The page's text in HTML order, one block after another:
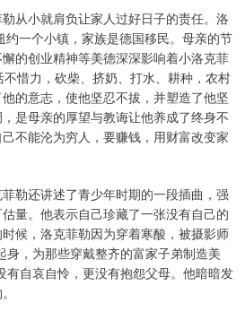
小就肩负让家人过好日子的责任。洛
一个小镇，家族是德国移民。母亲的节
的创业精神等美德深深影响着小洛克菲
惜力，砍柴、挤奶、打水、耕种，农村
的意志，使他坚忍不拔，并塑造了他坚
是母亲的厚望与教诲让他养成了终身不
不能沦为穷人，要赚钱，用财富改变家
还讲述了青少年时期的一段插曲，强
量。他表示自己珍藏了一张没有自己的
候，洛克菲勒因为穿着寒酸，被摄影师
身，为那些穿戴整齐的富家子弟制造美
有自哀自怜，更没有抱怨父母。他暗暗发